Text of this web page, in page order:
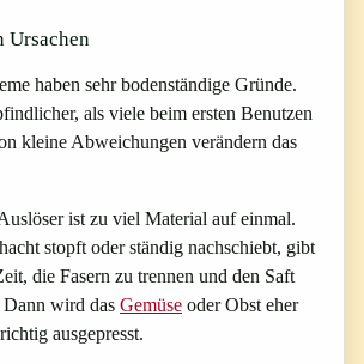
Ursachen
haben sehr bodenständige Gründe.
als viele beim ersten Benutzen
kleine Abweichungen verändern das
ist zu viel Material auf einmal.
stopft oder ständig nachschiebt, gibt
die Fasern zu trennen und den Saft
Dann wird das Gemüse oder Obst eher
ausgepresst.